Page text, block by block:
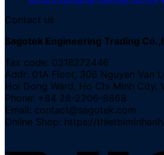
Contact us
Sagotek Engineering Trading
Tax code: 0318272446
Addr: 01A Floor, 306
Hoi Dong Ward, Ho Chi Minh City,
Phone: +84 28-2206-8868
Email: contact@sagotek.com
Online Shop: https://